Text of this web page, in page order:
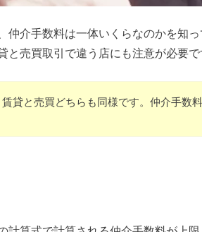
仲介手数料は一体いくらなのかを知
売買取引で違う店にも注意が必要で
貸と売買どちらも同様です。仲介手数